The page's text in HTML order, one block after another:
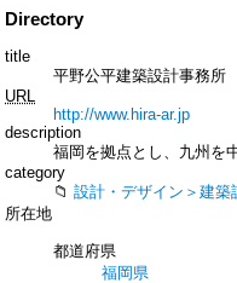
Directory
title
平野公平建築設計事務所
URL
http://www.hira-ar.jp
description
福岡を拠点とし、九州を
category
設計・デザイン＞建築
所在地
都道府県
福岡県